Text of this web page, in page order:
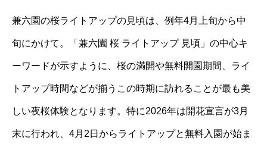
兼六園の桜ライトアップの見頃は、例年4月上旬から中
旬にかけて。「兼六園 桜 ライトアップ 見頃」の中心キ
ーワードが示すように、桜の満開や無料開園期間、ライ
トアップ時間などが揃うこの時期に訪れることが最も美
しい夜桜体験となります。特に2026年は開花宣言が3月
末に行われ、4月2日からライトアップと無料入園が始ま